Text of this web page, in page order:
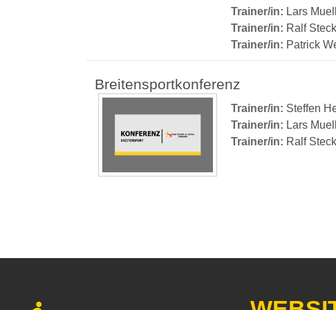
Trainer/in: Lars
Trainer/in: Ralf
Trainer/in: Patrick
Breitensportkonferenz
Trainer/in: Steffen
Trainer/in: Lars
Trainer/in: Ralf